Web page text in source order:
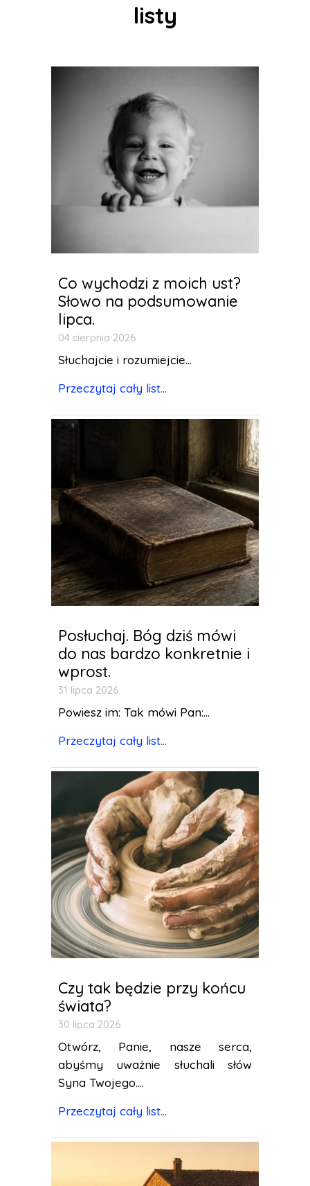
listy
Co wychodzi z moich ust?
Słowo na podsumowanie
lipca.
04 sierpnia 2026
Słuchajcie i rozumiejcie...
Przeczytaj cały list...
Posłuchaj. Bóg dziś mówi
do nas bardzo konkretnie i
wprost.
31 lipca 2026
Powiesz im: Tak mówi Pan:...
Przeczytaj cały list...
Czy tak będzie przy końcu
świata?
30 lipca 2026
Otwórz, Panie, nasze serca,
abyśmy uważnie słuchali słów
Syna Twojego....
Przeczytaj cały list...